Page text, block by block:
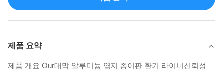
제품 요약
제품 개요 Our대막 알루미늄 엽지 종이판 환기 라이너신뢰성